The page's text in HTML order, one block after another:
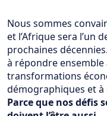
Nous sommes
et l’Afrique sera l’un
prochaines
à répondre
transformations
démographiques et
Parce que nos défis